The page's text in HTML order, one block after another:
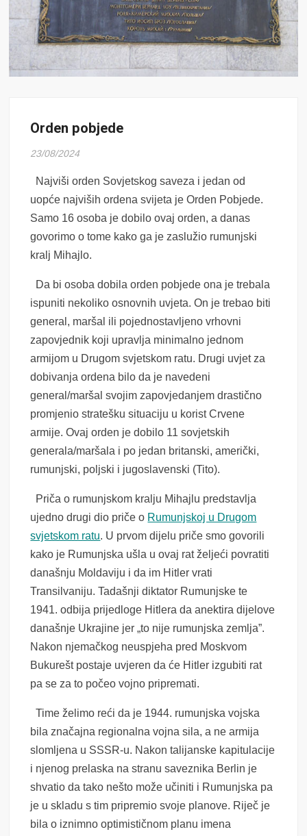
Orden pobjede
23/08/2024
Najviši orden Sovjetskog saveza i jedan od
uopće najviših ordena svijeta je Orden Pobjede.
Samo 16 osoba je dobilo ovaj orden, a danas
govorimo o tome kako ga je zaslužio rumunjski
kralj Mihajlo.
Da bi osoba dobila orden pobjede ona je trebala
ispuniti nekoliko osnovnih uvjeta. On je trebao biti
general, maršal ili pojednostavljeno vrhovni
zapovjednik koji upravlja minimalno jednom
armijom u Drugom svjetskom ratu. Drugi uvjet za
dobivanja ordena bilo da je navedeni
general/maršal svojim zapovjedanjem drastično
promjenio stratešku situaciju u korist Crvene
armije. Ovaj orden je dobilo 11 sovjetskih
generala/maršala i po jedan britanski, američki,
rumunjski, poljski i jugoslavenski (Tito).
Priča o rumunjskom kralju Mihajlu predstavlja
ujedno drugi dio priče o Rumunjskoj u Drugom
svjetskom ratu. U prvom dijelu priče smo govorili
kako je Rumunjska ušla u ovaj rat željeći povratiti
današnju Moldaviju i da im Hitler vrati
Transilvaniju. Tadašnji diktator Rumunjske te
1941. odbija prijedloge Hitlera da anektira dijelove
današnje Ukrajine jer „to nije rumunjska zemlja”.
Nakon njemačkog neuspjeha pred Moskvom
Bukurešt postaje uvjeren da će Hitler izgubiti rat
pa se za to počeo vojno pripremati.
Time želimo reći da je 1944. rumunjska vojska
bila značajna regionalna vojna sila, a ne armija
slomljena u SSSR-u. Nakon talijanske kapitulacije
i njenog prelaska na stranu saveznika Berlin je
shvatio da tako nešto može učiniti i Rumunjska pa
je u skladu s tim pripremio svoje planove. Riječ je
bila o iznimno optimističnom planu imena